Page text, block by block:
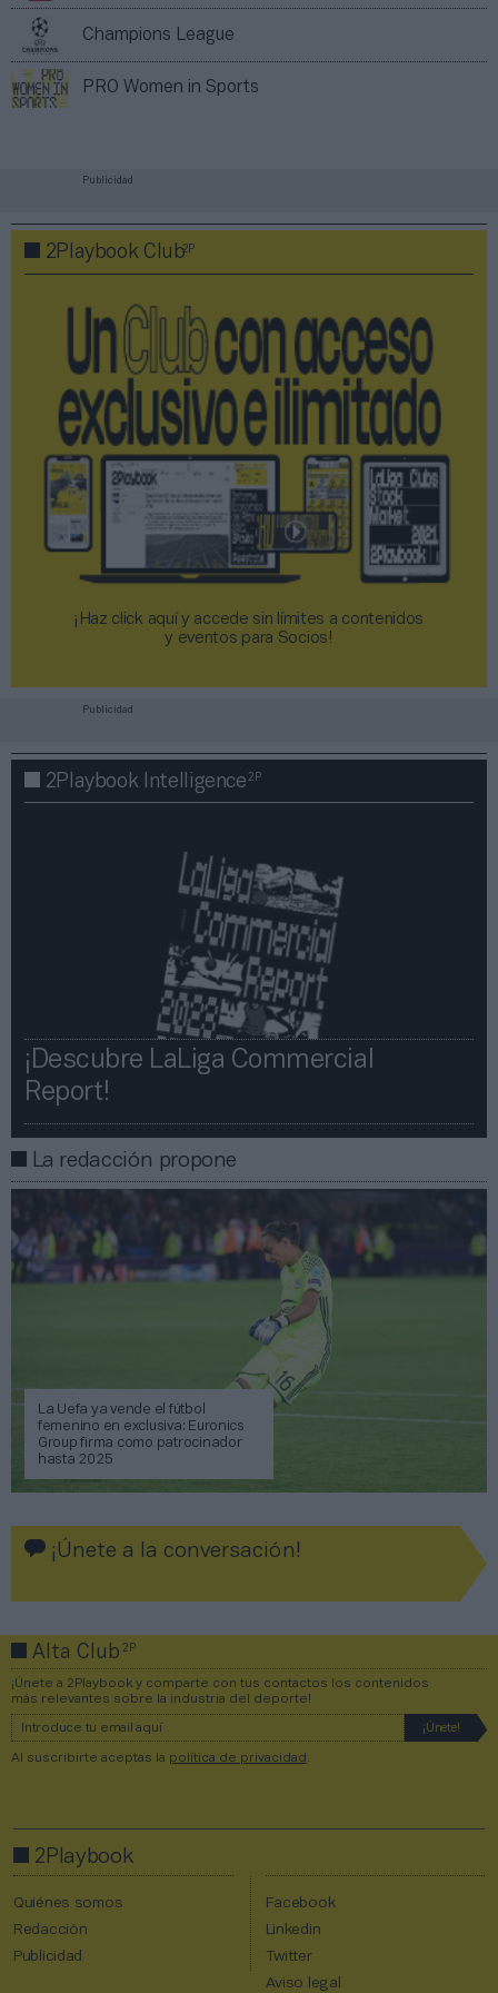
Champions League
PRO Women in Sports
Publicidad
2Playbook Club2P
¡Haz click aquí y accede sin límites a contenidos
y eventos para Socios!​​​​​​​
Publicidad
2Playbook Intelligence2P
¡Descubre LaLiga Commercial
Report!​​
La redacción propone
La Uefa ya vende el fútbol
femenino en exclusiva: Euronics
Group firma como patrocinador
hasta 2025
¡Únete a la conversación!
Alta Club2P
¡Únete a 2Playbook y comparte con tus contactos los contenidos
más relevantes sobre la industria del deporte!
Al suscribirte aceptas la política de privacidad
2Playbook
Quiénes somos
Redacción
Publicidad
Facebook
Linkedin
Twitter
Aviso legal